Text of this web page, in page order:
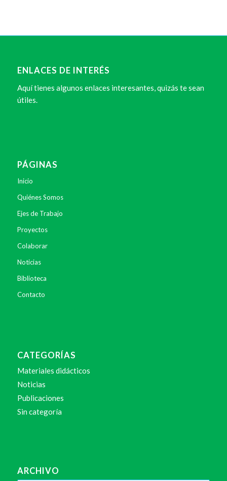
ENLACES DE INTERÉS
Aquí tienes algunos enlaces interesantes, quizás te sean
útiles.
PÁGINAS
Inicio
Quiénes Somos
Ejes de Trabajo
Proyectos
Colaborar
Noticias
Biblioteca
Contacto
CATEGORÍAS
Materiales didácticos
Noticias
Publicaciones
Sin categoría
ARCHIVO